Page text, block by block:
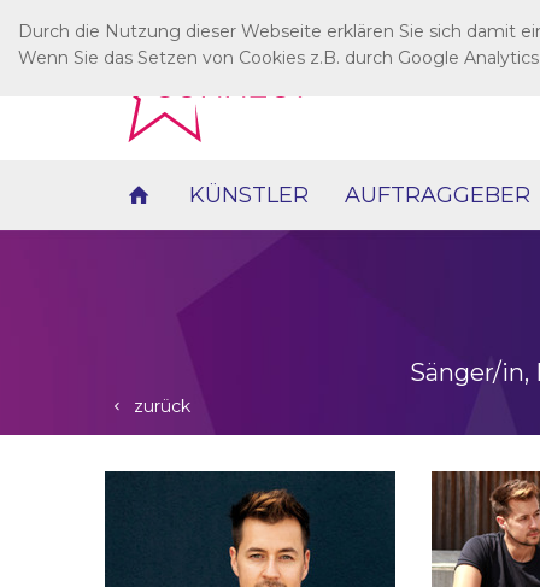
KÜNSTLER AUFTRAGGEBER
zurück
Sänger/in,
Durch die Nutzung dieser Webseite erklären Sie sich damit
Wenn Sie das Setzen von Cookies z.B. durch Google